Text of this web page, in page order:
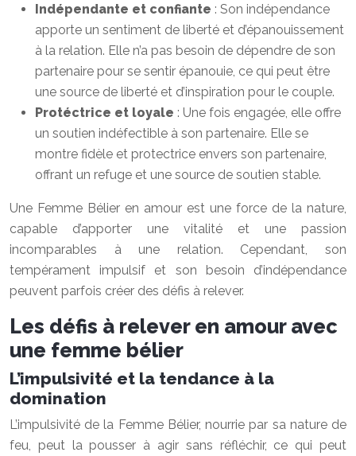
Indépendante et confiante : Son indépendance
apporte un sentiment de liberté et d’épanouissement
à la relation. Elle n’a pas besoin de dépendre de son
partenaire pour se sentir épanouie, ce qui peut être
une source de liberté et d’inspiration pour le couple.
Protéctrice et loyale : Une fois engagée, elle offre
un soutien indéfectible à son partenaire. Elle se
montre fidèle et protectrice envers son partenaire,
offrant un refuge et une source de soutien stable.
Une Femme Bélier en amour est une force de la nature,
capable d’apporter une vitalité et une passion
incomparables à une relation. Cependant, son
tempérament impulsif et son besoin d’indépendance
peuvent parfois créer des défis à relever.
Les défis à relever en amour avec
une femme bélier
L’impulsivité et la tendance à la
domination
L’impulsivité de la Femme Bélier, nourrie par sa nature de
feu, peut la pousser à agir sans réfléchir, ce qui peut